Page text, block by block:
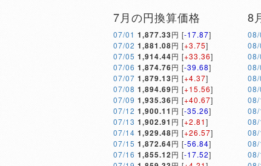
7月の円換算価格
07/01 1,877.33円 [-17.87]
07/02 1,881.08円 [+3.75]
07/05 1,914.44円 [+33.36]
07/06 1,874.76円 [-39.68]
07/07 1,879.13円 [+4.37]
07/08 1,894.69円 [+15.56]
07/09 1,935.36円 [+40.67]
07/12 1,900.11 円 [-35.26]
07/13 1,902.91 円 [+2.81]
07/14 1,929.48円 [+26.57]
07/15 1,872.64円 [-56.84]
07/16 1,855.12円 [-17.52]
8
08/
08/
08/
08/
08/
08/
08/
08/
08/
08/